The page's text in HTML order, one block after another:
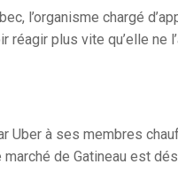
l’organisme chargé
réagir plus vite qu’elle ne
Uber à ses membres
de Gatineau est